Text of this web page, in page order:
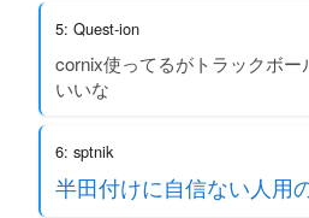
5: Quest-ion
cornix使ってるがトラックボ
いいな
6: sptnik
半田付けに自信ない人用